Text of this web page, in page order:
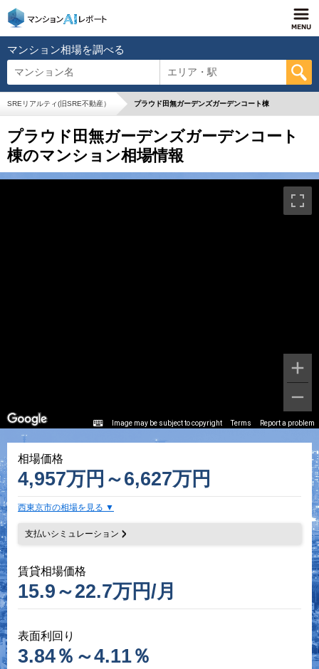
マンション相場を調べる
マンション名 エリア・駅
SREリアルティ(旧SRE不動産） プラウド田無ガーデンズガーデンコート棟
プラウド田無ガーデンズガーデンコート
棟のマンション相場情報
相場価格
4,957万円～6,627万円
西東京市の相場を見る
支払いシミュレーション
賃貸相場価格
15.9～22.7万円/月
表面利回り
3.84％～4.11％
Image may be subject to copyright Terms Report a problem